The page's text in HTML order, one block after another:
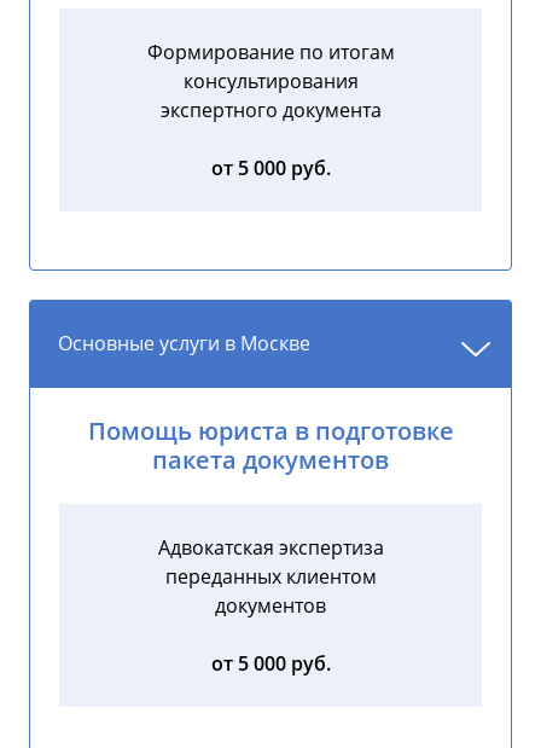
Формирование по итогам
консультирования
экспертного документа
от 5 000 руб.
Основные услуги в Москве
Помощь юриста в подготовке
пакета документов
Адвокатская экспертиза
переданных клиентом
документов
от 5 000 руб.